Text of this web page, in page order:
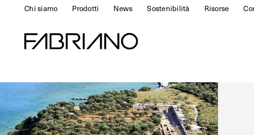
Chi siamo Prodotti News Sostenibilità Risorse